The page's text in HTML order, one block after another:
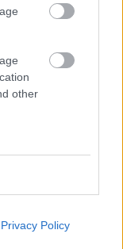
other
Privacy Policy
Magyar